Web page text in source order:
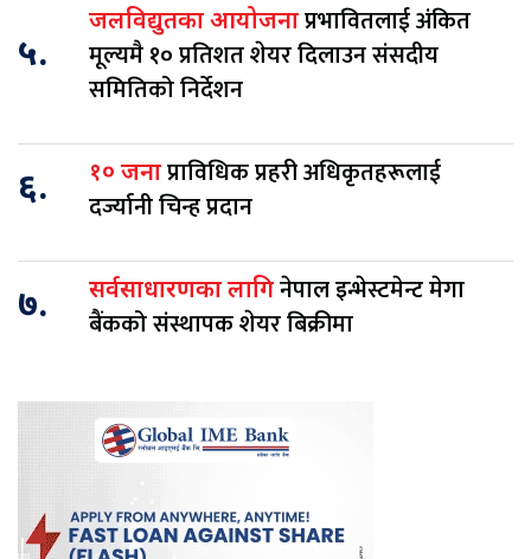
५.
जलविद्युतका आयोजनाप्रभावितलाई अंकित
मूल्यमै १० प्रतिशत शेयर दिलाउन संसदीय
समितिको निर्देशन
६. १० जनाप्राविधिक प्रहरी अधिकृतहरूलाई
दर्ज्यानी चिन्ह प्रदान
७. सर्वसाधारणका लागिनेपाल इन्भेस्टमेन्ट मेगा
बैंकको संस्थापक शेयर बिक्रीमा